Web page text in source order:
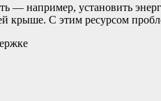
— например, установить
крыше. С этим ресурсом